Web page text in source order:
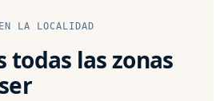
LA LOCALIDAD
todas las zonas